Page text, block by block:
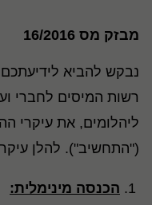
מבזק מס 16/2016
רשות המיסים לחברי
ליהלומים, את עיקרי
("התחשיב"). להלן
הכנסה מינימלית: